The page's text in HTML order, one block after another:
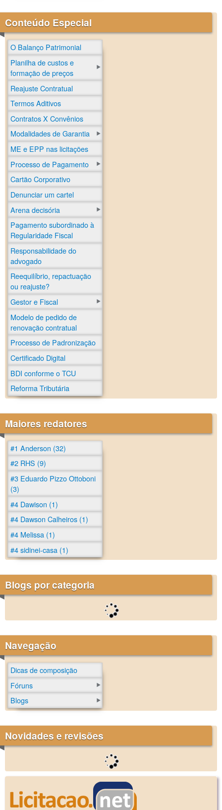
Conteúdo Especial
O Balanço Patrimonial
Planilha de custos e
formação de preços
Reajuste Contratual
Termos Aditivos
Contratos X Convênios
Modalidades de Garantia
ME e EPP nas licitações
Processo de Pagamento
Cartão Corporativo
Denunciar um cartel
Arena decisória
Pagamento subordinado à
Regularidade Fiscal
Responsabilidade do
advogado
Reequilíbrio, repactuação
ou reajuste?
Gestor e Fiscal
Modelo de pedido de
renovação contratual
Processo de Padronização
Certificado Digital
BDI conforme o TCU
Reforma Tributária
Maiores redatores
#1 Anderson (32)
#2 RHS (9)
#3 Eduardo Pizzo Ottoboni
(3)
#4 Dawison (1)
#4 Dawson Calheiros (1)
#4 Melissa (1)
#4 sidinei-casa (1)
Blogs por categoria
Navegação
Dicas de composição
Fóruns
Blogs
Novidades e revisões